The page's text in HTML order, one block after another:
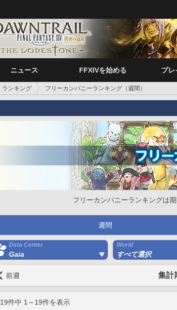
ニュース FFXIVを始める プレ
ランキング フリーカンパニーランキング（週間）
フリーカンパニーランキングは
週間
Data Center
Gaia
World
すべて選択
前週 集計
19件中 1 ～ 19件を表示